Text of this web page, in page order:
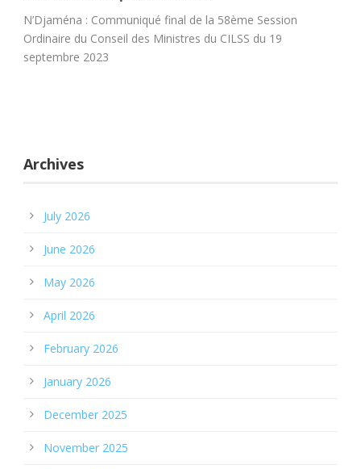
N’Djaména : Communiqué final de la 58ème Session
Ordinaire du Conseil des Ministres du CILSS du 19
septembre 2023
Archives
July 2026
June 2026
May 2026
April 2026
February 2026
January 2026
December 2025
November 2025